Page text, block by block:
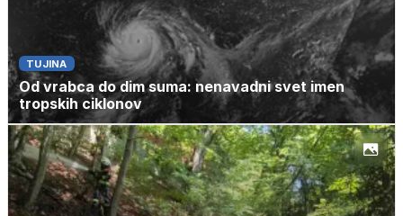
TUJINA
Od vrabca do dim suma: nenavadni svet imen
tropskih ciklonov